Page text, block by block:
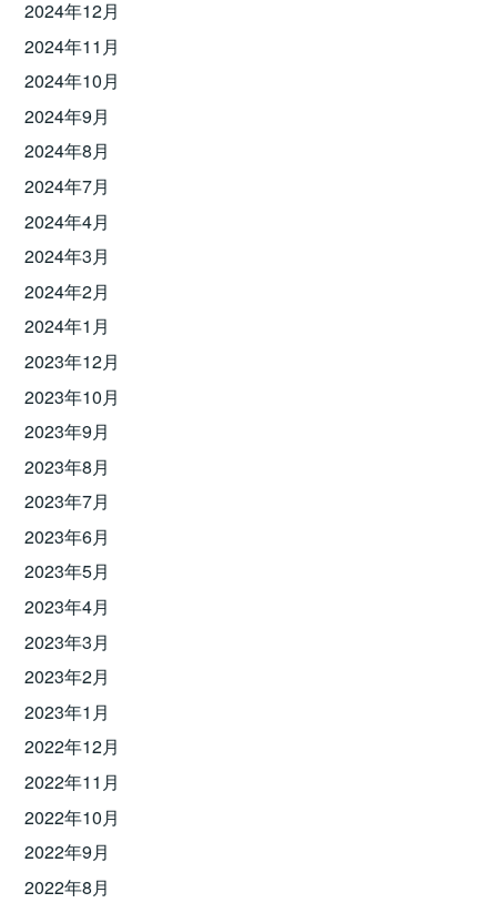
2024年12月
2024年11月
2024年10月
2024年9月
2024年8月
2024年7月
2024年4月
2024年3月
2024年2月
2024年1月
2023年12月
2023年10月
2023年9月
2023年8月
2023年7月
2023年6月
2023年5月
2023年4月
2023年3月
2023年2月
2023年1月
2022年12月
2022年11月
2022年10月
2022年9月
2022年8月